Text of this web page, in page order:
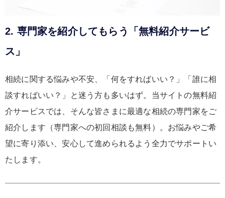
2. 専門家を紹介してもらう「無料紹介サービ
ス」
相続に関する悩みや不安、「何をすればいい？」「誰に相
談すればいい？」と迷う方も多いはず。当サイトの無料紹
介サービスでは、そんな皆さまに最適な相続の専門家をご
紹介します（専門家への初回相談も無料）。お悩みやご希
望に寄り添い、安心して進められるよう全力でサポートい
たします。